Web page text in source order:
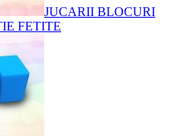
JUCARII BLOCURI
FETITE